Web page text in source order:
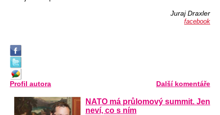
Juraj Draxler
facebook
Profil autora Další komentáře
NATO má průlomový summit. Jen
neví, co s ním